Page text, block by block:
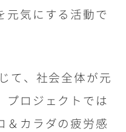
元気にする活動で
て、社会全体が元
プロジェクトでは
＆カラダの疲労感